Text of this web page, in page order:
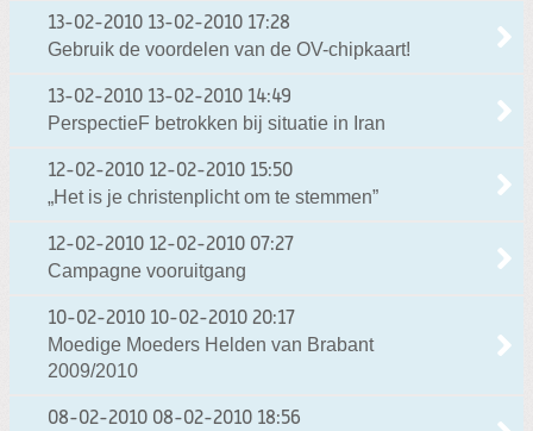
13-02-2010 13-02-2010 17:28
Gebruik de voordelen van de OV-chipkaart!
13-02-2010 13-02-2010 14:49
PerspectieF betrokken bij situatie in Iran
12-02-2010 12-02-2010 15:50
„Het is je christenplicht om te stemmen”
12-02-2010 12-02-2010 07:27
Campagne vooruitgang
10-02-2010 10-02-2010 20:17
Moedige Moeders Helden van Brabant
2009/2010
08-02-2010 08-02-2010 18:56